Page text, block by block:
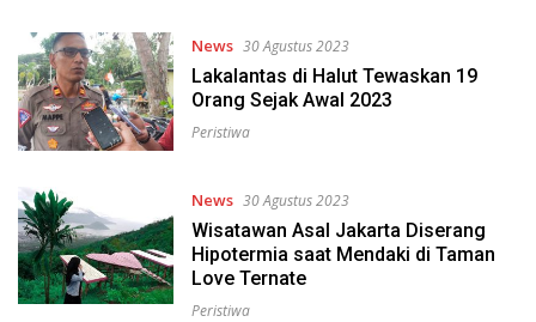
News 30 Agustus 2023
Lakalantas di Halut Tewaskan 19
Orang Sejak Awal 2023
Peristiwa
News 30 Agustus 2023
Wisatawan Asal Jakarta Diserang
Hipotermia saat Mendaki di Taman
Love Ternate
Peristiwa